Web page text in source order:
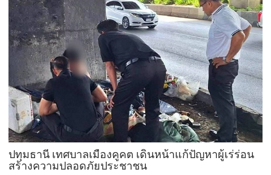
12
สิงหาคม
แม่
เข้า
ฟรี
สวน
นงนุช
พัทยา
มอบ
ของ
ขวัญ
วัน
ปทุมธานี เทศบาลเมืองคูคต เดินหน้าแก้ปัญหาผู้เร่ร่อน
สร้างความปลอดภัยประชาชน